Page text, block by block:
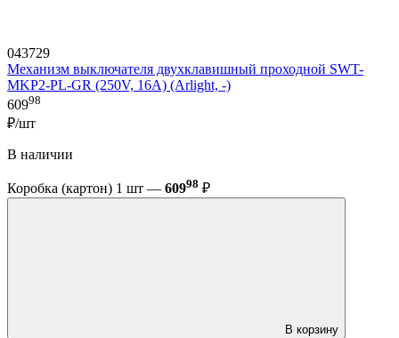
043729
Механизм выключателя двухклавишный проходной SWT-
MKP2-PL-GR (250V, 16A) (Arlight, -)
60998
₽/шт
В наличии
Коробка (картон) 1 шт — 60998 ₽
В корзину